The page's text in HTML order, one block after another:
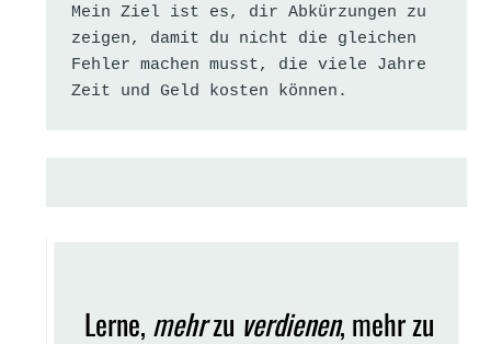
Mein Ziel ist es, dir Abkürzungen zu
zeigen, damit du nicht die gleichen
Fehler machen musst, die viele Jahre
Zeit und Geld kosten können.